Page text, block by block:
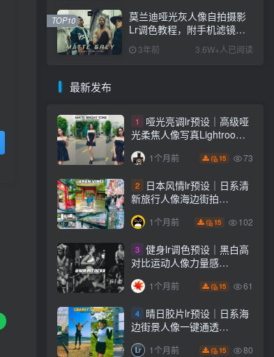
莫兰迪哑光灰人像自拍摄影
Lr调色教程，附手机滤镜
PS+Lightroom预设下载！
3年前 3.6W+人已阅读
TOP10
最新发布
1
哑光亮调lr预设｜高级哑
光柔焦人像写真Lightroom
下载lr调色风格
1个月前 15 73
2
日本风情lr预设｜日系清
新旅行人像海边街拍
Lightroom下载lr调色风格
1个月前 15 102
3 健身lr调色预设｜黑白高
对比运动人像力量感
Lightroom下载lr预设风格
1个月前 15 61
4
晴日胶片lr预设｜日系海
边街景人像一键通透
Lightroom下载lr调色风格
1个月前 15 80